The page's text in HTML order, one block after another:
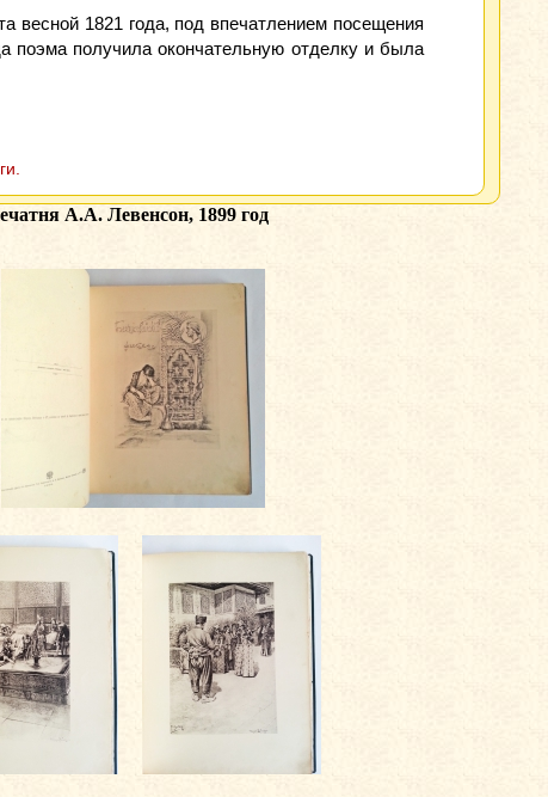
1821 года, под впечатлением посещения
поэма получила окончательную отделку и была
А.А. Левенсон, 1899 год